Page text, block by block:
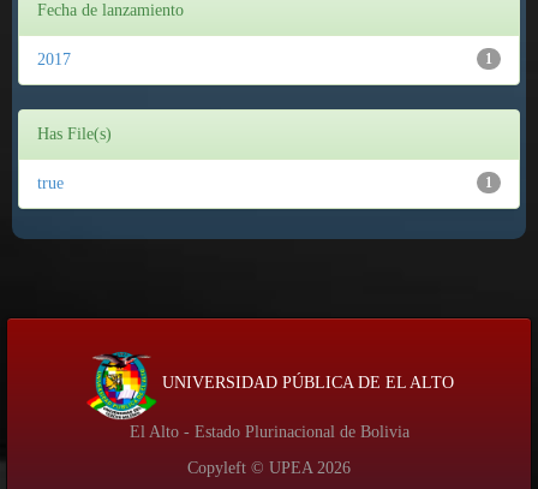
Fecha de lanzamiento
1
2017
Has File(s)
1
true
UNIVERSIDAD PÚBLICA DE EL ALTO
El Alto - Estado Plurinacional de Bolivia
Copyleft © UPEA 2026